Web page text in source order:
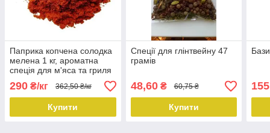
Паприка копчена солодка
мелена 1 кг, ароматна
спеція для м'яса та гриля
290 ₴/кг 362,50 ₴/кг
Купити
Спеції для глінтвейну 47
грамів
48,60₴ 60,75 ₴
Купити
155